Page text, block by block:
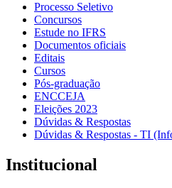
Processo Seletivo
Concursos
Estude no IFRS
Documentos oficiais
Editais
Cursos
Pós-graduação
ENCCEJA
Eleições 2023
Dúvidas & Respostas
Dúvidas & Respostas - TI
Institucional